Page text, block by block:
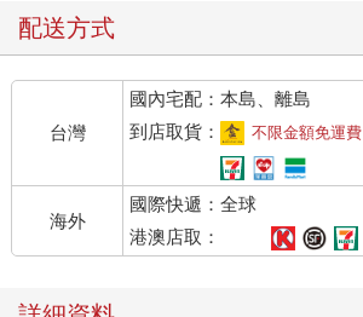
配送方式
台灣
國內宅配：本島、離島
到店取貨：
不限金額免運費
海外
國際快遞：全球
港澳店取：